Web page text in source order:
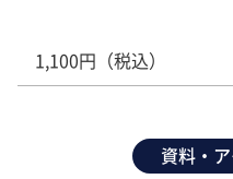
1,100円（税込）
資料・